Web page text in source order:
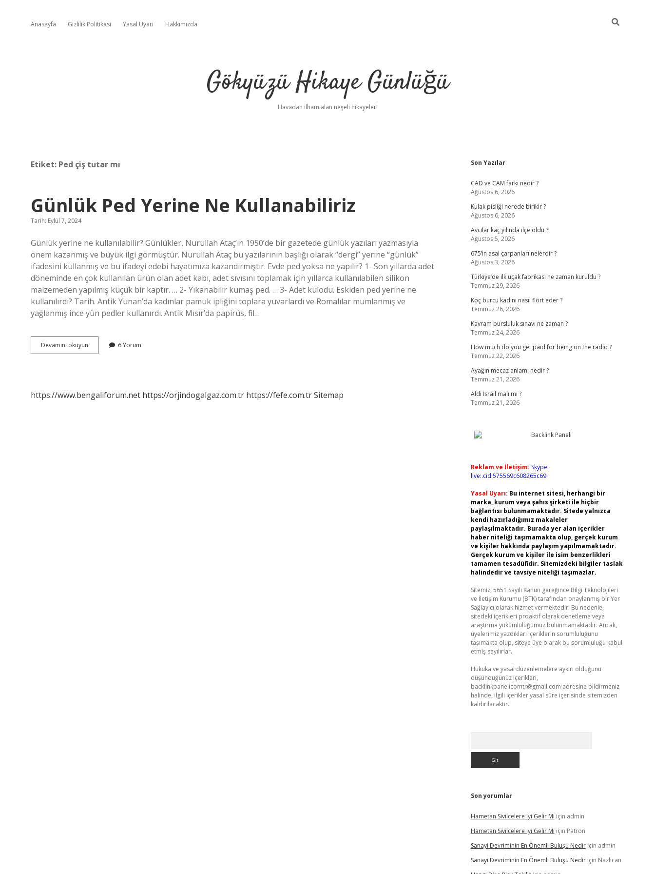
Anasayfa Gizlilik Politikası Yasal Uyarı Hakkımızda
Gökyüzü Hikaye Günlüğü
Havadan ilham alan neşeli hikayeler!
Etiket: Ped çiş tutar mı
Günlük Ped Yerine Ne Kullanabiliriz
Tarih: Eylül 7, 2024
Günlük yerine ne kullanılabilir? Günlükler, Nurullah Ataç’ın 1950’de bir gazetede günlük yazıları yazmasıyla
önem kazanmış ve büyük ilgi görmüştür. Nurullah Ataç bu yazılarının başlığı olarak “dergi” yerine “günlük”
ifadesini kullanmış ve bu ifadeyi edebi hayatımıza kazandırmıştır. Evde ped yoksa ne yapılır? 1- Son yıllarda adet
döneminde en çok kullanılan ürün olan adet kabı, adet sıvısını toplamak için yıllarca kullanılabilen silikon
malzemeden yapılmış küçük bir kaptır. … 2- Yıkanabilir kumaş ped. … 3- Adet külodu. Eskiden ped yerine ne
kullanılırdı? Tarih. Antik Yunan’da kadınlar pamuk ipliğini toplara yuvarlardı ve Romalılar mumlanmış ve
yağlanmış ince yün pedler kullanırdı. Antik Mısır’da papirüs, fil…
Devamını okuyun
Ped
6 Yorum
https://www.bengaliforum.net https://orjindogalgaz.com.tr https://fefe.com.trSitemap
Sidebar
Son Yazılar
CAD ve CAM farkı nedir ?
Ağustos 6, 2026
Kulak pisliği nerede birikir ?
Ağustos 6, 2026
Avcılar kaç yılında ilçe oldu ?
Ağustos 5, 2026
675’in asal çarpanları nelerdir ?
Ağustos 3, 2026
Türkiye’de ilk uçak fabrikası ne zaman kuruldu ?
Temmuz 29, 2026
Koç burcu kadını nasıl flört eder ?
Temmuz 26, 2026
Kavram bursluluk sınavı ne zaman ?
Temmuz 24, 2026
How much do you get paid for being on the radio ?
Temmuz 22, 2026
Ayağın mecaz anlamı nedir ?
Temmuz 21, 2026
Aldi İsrail malı mı ?
Temmuz 21, 2026
Reklam ve İletişim: Skype:
live:.cid.575569c608265c69
Yasal Uyarı: Bu internet sitesi, herhangi bir
marka, kurum veya şahıs şirketi ile hiçbir
bağlantısı bulunmamaktadır. Sitede yalnızca
kendi hazırladığımız makaleler
paylaşılmaktadır. Burada yer alan içerikler
haber niteliği taşımamakta olup, gerçek kurum
ve kişiler hakkında paylaşım yapılmamaktadır.
Gerçek kurum ve kişiler ile isim benzerlikleri
tamamen tesadüfidir. Sitemizdeki bilgiler taslak
halindedir ve tavsiye niteliği taşımazlar.
Sitemiz, 5651 Sayılı Kanun gereğince Bilgi Teknolojileri
ve İletişim Kurumu (BTK) tarafından onaylanmış bir Yer
Sağlayıcı olarak hizmet vermektedir. Bu nedenle,
sitedeki içerikleri proaktif olarak denetleme veya
araştırma yükümlülüğümüz bulunmamaktadır. Ancak,
üyelerimiz yazdıkları içeriklerin sorumluluğunu
taşımakta olup, siteye üye olarak bu sorumluluğu kabul
etmiş sayılırlar.
Hukuka ve yasal düzenlemelere aykırı olduğunu
düşündüğünüz içerikleri,
backlinkpanelicomtr@gmail.com adresine bildirmeniz
halinde, ilgili içerikler yasal süre içerisinde sitemizden
kaldırılacaktır.
Son yorumlar
Hametan Sivilcelere Iyi Gelir Mi için admin
Hametan Sivilcelere Iyi Gelir Mi için Patron
Sanayi Devriminin En Önemli Buluşu Nediriçin admin
Sanayi Devriminin En Önemli Buluşu Nediriçin Nazlıcan